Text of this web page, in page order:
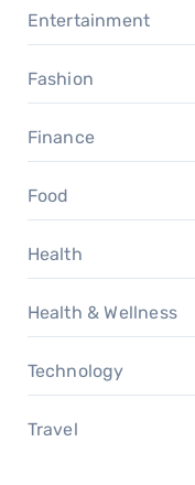
Entertainment
Fashion
Finance
Food
Health
Health & Wellness
Technology
Travel